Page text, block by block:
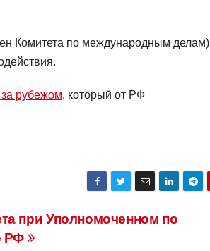
Комитета по международным делам)
рубежом, который от РФ
при Уполномоченном по
РФ